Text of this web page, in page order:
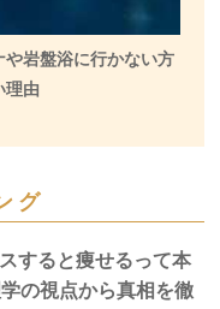
や岩盤浴に行かない方
理由
グ
すると痩せるって本
の視点から真相を徹